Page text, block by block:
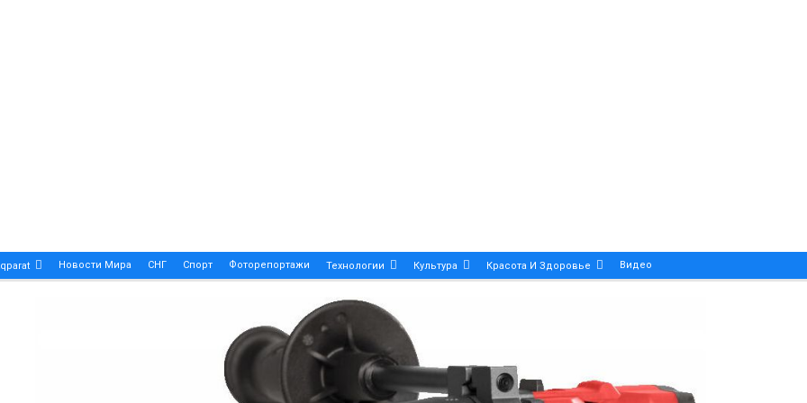
Новости Мира СНГ Спорт Фоторепортажи Технологии Культура Красота И Здоровье Видео
Patek Philippe Calatrava DATE – A True Symbol Of Elegance And Precision